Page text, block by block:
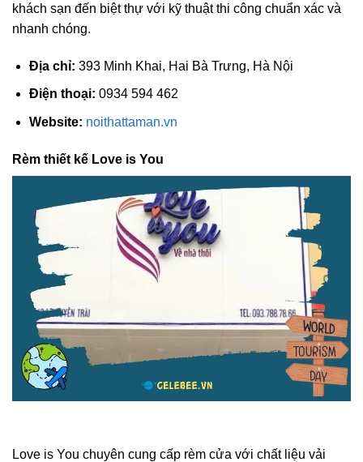
khách sạn đến biệt thự với kỹ thuật thi công chuẩn xác và
nhanh chóng.
Địa chỉ: 393 Minh Khai, Hai Bà Trưng, Hà Nội
Điện thoại: 0934 594 462
Website: noithattaman.vn
Rèm thiết kế Love is You
Love is You chuyên cung cấp rèm cửa với chất liệu vải